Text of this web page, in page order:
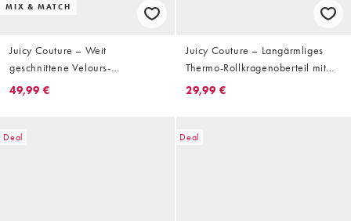
MIX & MATCH
Juicy Couture – Weit
geschnittene Velours-
Jogginghose in Cremeweiß mit
49,99 €
Juicy Couture – Langärmliges
Thermo-Rollkragenoberteil mit
Leopardenmuster, Kombiteil
29,99 €
Deal Deal